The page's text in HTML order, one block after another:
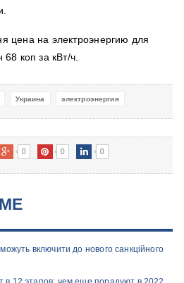
цена на электроэнергию для
68 коп за кВт/ч.
Украина электроэнергия
0 0 0
включити до нового санкційного